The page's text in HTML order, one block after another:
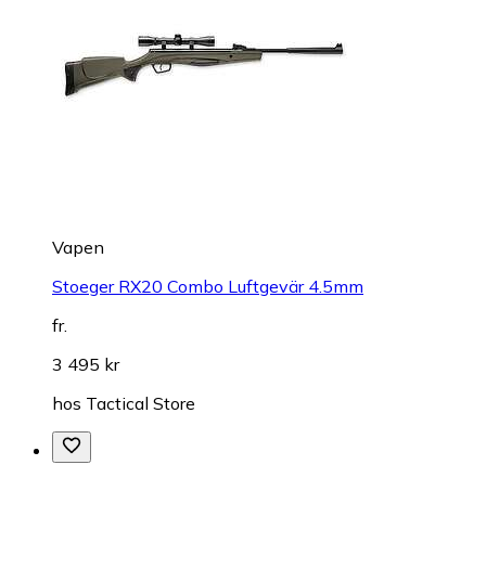
Vapen
Stoeger RX20 Combo Luftgevär 4.5mm
fr.
3 495 kr
hos Tactical Store